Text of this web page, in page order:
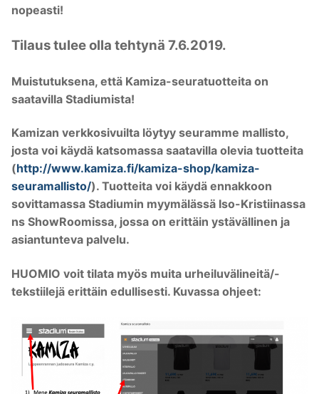
nopeasti!
Tilaus tulee olla tehtynä 7.6.2019.
Muistutuksena, että Kamiza-seuratuotteita on
saatavilla Stadiumista!
Kamizan verkkosivuilta löytyy seuramme mallisto,
josta voi käydä katsomassa saatavilla olevia tuotteita
(http://www.kamiza.fi/kamiza-shop/kamiza-
seuramallisto/). Tuotteita voi käydä ennakkoon
sovittamassa Stadiumin myymälässä Iso-Kristiinassa
ns ShowRoomissa, jossa on erittäin ystävällinen ja
asiantunteva palvelu.
HUOMIO voit tilata myös muita urheiluvälineitä/-
tekstiilejä erittäin edullisesti. Kuvassa ohjeet: